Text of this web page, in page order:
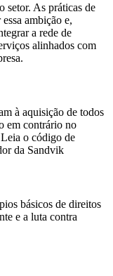
setor. As práticas de
ambição e,
a rede de
alinhados com
à aquisição de todos
em contrário no
o código de
da Sandvik
básicos de direitos
e a luta contra